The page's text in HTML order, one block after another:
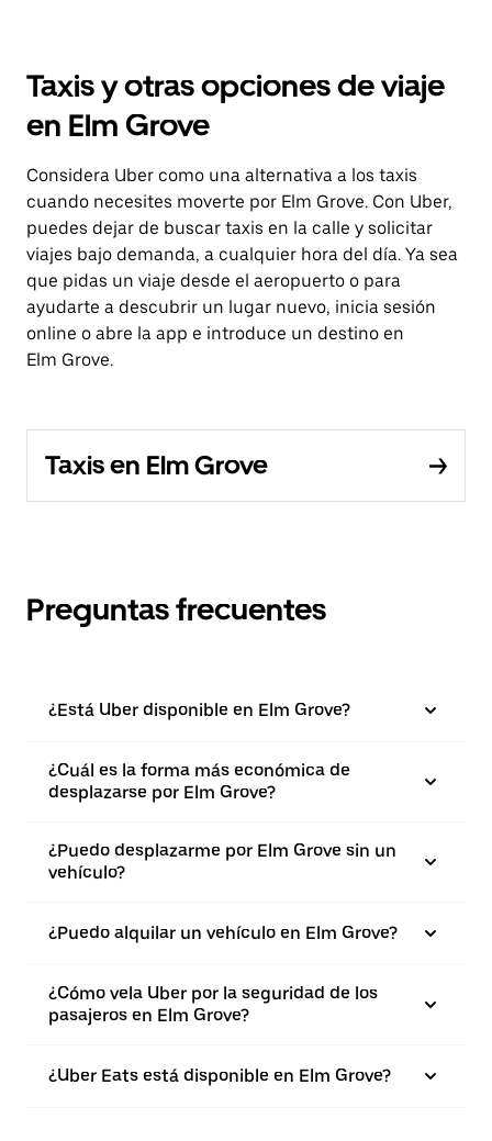
Taxis y otras opciones de viaje
en Elm Grove
Considera Uber como una alternativa a los taxis
cuando necesites moverte por Elm Grove. Con Uber,
puedes dejar de buscar taxis en la calle y solicitar
viajes bajo demanda, a cualquier hora del día. Ya sea
que pidas un viaje desde el aeropuerto o para
ayudarte a descubrir un lugar nuevo, inicia sesión
online o abre la app e introduce un destino en
Elm Grove.
Taxis en Elm Grove
Preguntas frecuentes
¿Está Uber disponible en Elm Grove?
¿Cuál es la forma más económica de
desplazarse por Elm Grove?
¿Puedo desplazarme por Elm Grove sin un
vehículo?
¿Puedo alquilar un vehículo en Elm Grove?
¿Cómo vela Uber por la seguridad de los
pasajeros en Elm Grove?
¿Uber Eats está disponible en Elm Grove?